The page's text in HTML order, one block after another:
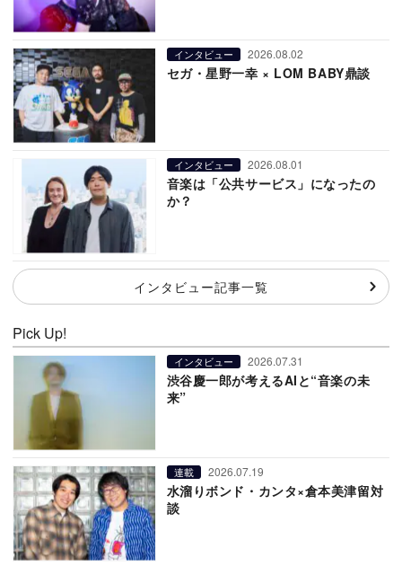
インタビュー 2026.08.02
セガ・星野一幸 × LOM BABY鼎談
インタビュー 2026.08.01
音楽は「公共サービス」になったの
か？
インタビュー記事一覧
Pick Up!
インタビュー 2026.07.31
渋谷慶一郎が考えるAIと“音楽の未
来”
連載 2026.07.19
水溜りボンド・カンタ×倉本美津留対
談